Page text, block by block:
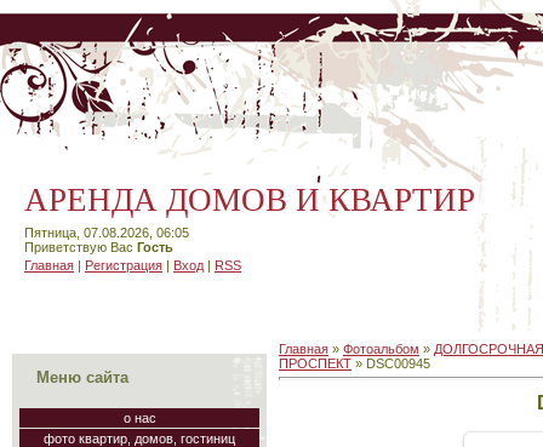
АРЕНДА ДОМОВ И КВАРТИР
Пятница, 07.08.2026, 06:05
Приветствую Вас Гость
Главная | Регистрация | Вход | RSS
Меню сайта
о нас
фото квартир, домов, гостиниц
Главная » Фотоальбом »
ПРОСПЕКТ » DSC00945